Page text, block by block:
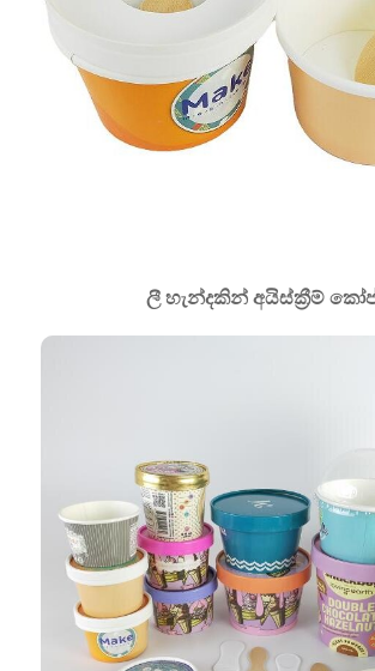
ලී හැන්දකින් අයිස්ක්‍රීම්